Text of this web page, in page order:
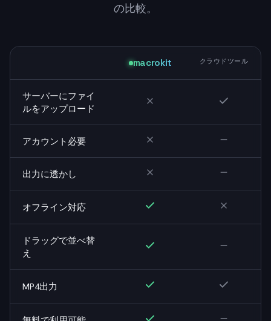
の比較。
macrokit クラウドツール
サーバーにファイ
ルをアップロード
アカウント必要
出力に透かし
オフライン対応
ドラッグで並べ替
え
MP4出力